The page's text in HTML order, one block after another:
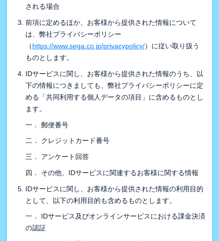
される場合
前項に定めるほか、お客様から提供された情報について
は、弊社プライバシーポリシー
（https://www.sega.co.jp/privacypolicy/）に従い取り扱う
ものとします。
IDサービスに関し、お客様から提供された情報のうち、以
下の情報につきましても、弊社プライバシーポリシーに定
める「共同利用する個人データの項目」に含めるものとし
ます。
一． 郵便番号
二． クレジットカード番号
三． アンケート回答
四． その他、IDサービスに関連するお客様に関する情報
IDサービスに関し、お客様から提供された情報の利用目的
として、以下の利用目的も含めるものとします。
一． IDサービス及びオンラインサービスにおける課金決済
の認証